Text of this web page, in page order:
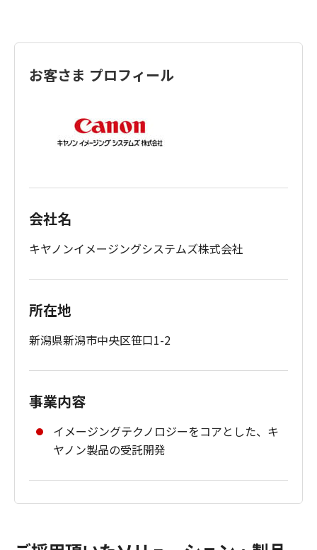
お客さま プロフィール
会社名
キヤノンイメージングシステムズ株式会社
所在地
新潟県新潟市中央区笹口1-2
事業内容
イメージングテクノロジーをコアとした、キ
ヤノン製品の受託開発